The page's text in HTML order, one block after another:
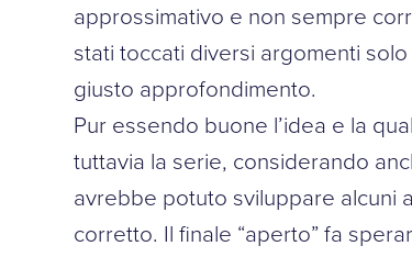
approssimativo e non sempre
stati toccati diversi argomenti
giusto approfondimento.
Pur essendo buone l’idea e la
tuttavia la serie, considerando
avrebbe potuto sviluppare alcuni
corretto. Il finale “aperto” fa